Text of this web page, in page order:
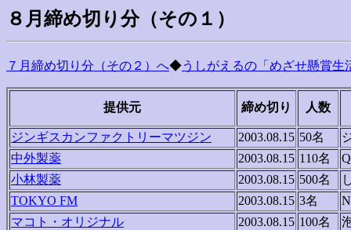
８月締め切り分（その１）
７月締め切り分（その２）へ◆うしがえるの「めざせ懸賞生
提供元 締め切り 人数
ジンギスカンファクトリーマツジン 2003.08.15 50名
中外製薬
2003.08.15 110名
小林製薬
2003.08.15 500名
TOKYO FM
2003.08.15 3名
マコト・オリジナル
2003.08.15 100名